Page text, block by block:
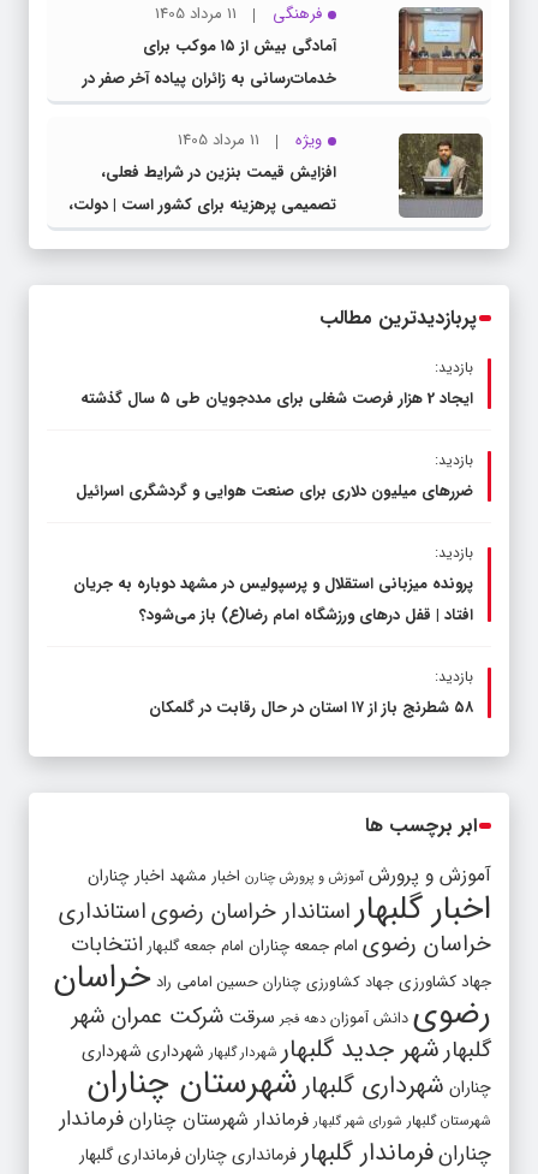
مدیرکل آموزش و پرورش خراسان رضوی
فرهنگی
11 مرداد 1405
آمادگی بیش از ۱۵ موکب برای
خدمات‌رسانی به زائران پیاده آخر صفر در
شهرستان چناران
ویژه
11 مرداد 1405
افزایش قیمت بنزین در شرایط فعلی،
تصمیمی پرهزینه برای کشور است | دولت،
قاچاق سوخت و عوامل اصلی ناترازی را
پربازدیدترین مطالب
بازدید:
ایجاد 2 هزار فرصت شغلی برای مددجویان طی ۵ سال گذشته
بازدید:
ضررهای میلیون دلاری برای صنعت هوایی و گردشگری اسرائیل
بازدید:
پرونده میزبانی استقلال و پرسپولیس در مشهد دوباره به جریان
افتاد | قفل در‌های ورزشگاه امام رضا(ع) باز می‌شود؟
بازدید:
۵۸ شطرنج‌ باز از ۱۷ استان در حال رقابت در گلمکان
ابر برچسب ها
آموزش و پرورش آموزش و پرورش چنارن اخبار مشهد اخبار چناران
اخبار گلبهار استاندار خراسان رضویاستانداری
خراسان رضوی امام جمعه چناران امام جمعه گلبهار انتخابات
جهاد کشاورزی جهاد کشاورزی چناران حسین امامی راد خراسان
رضوی دانش آموزان دهه فجر سرقت شرکت عمران شهر
گلبهارشهر جدید گلبهار شهردار گلبهار شهرداری شهرداری
چناران شهرداری گلبهار شهرستان چناران
شهرستان گلبهار شورای شهر گلبهار فرماندار شهرستان چناران فرماندار
چنارانفرماندار گلبهار فرمانداری چنارانفرمانداری گلبهار